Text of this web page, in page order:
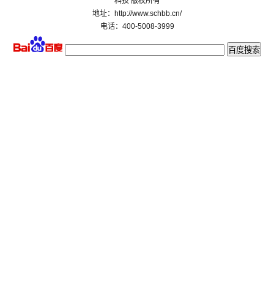
地址：http://www.schbb.cn/
电话：400-5008-3999